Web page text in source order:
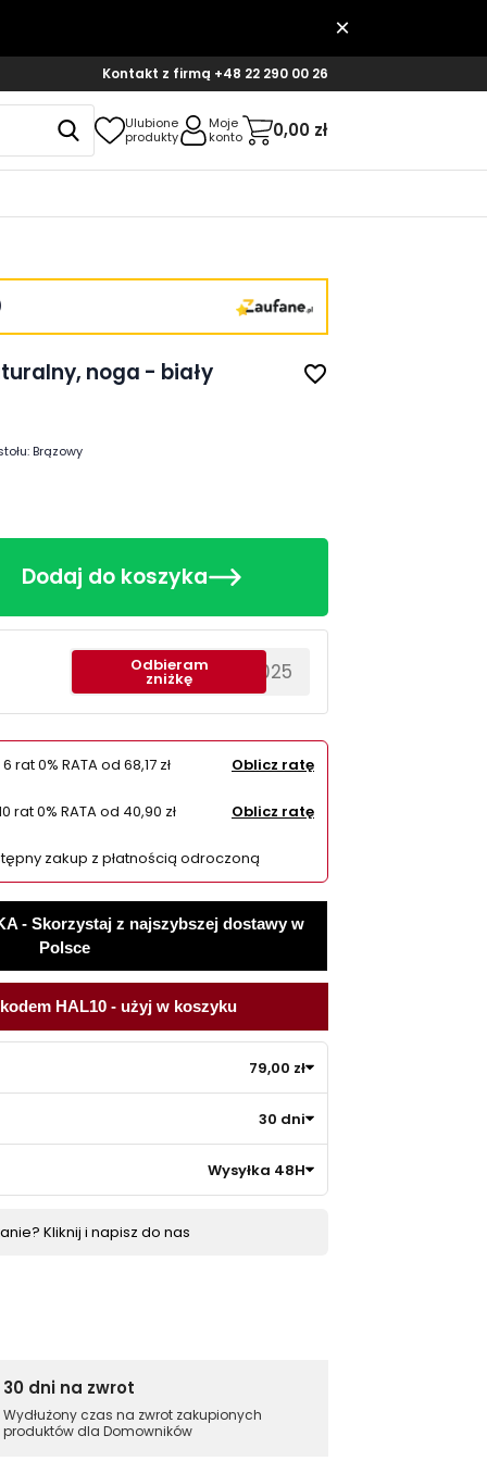
Kontakt z firmą +48 22 290 00 26
Ulubione
produkty
Moje
konto
0,00 zł
noga - biały favorite_border
Brązowy
Dodaj do koszyka
********EWS2025
Odbieram
zniżkę
rat 0% RATA od 68,17 zł Oblicz ratę
rat 0% RATA od 40,90 zł Oblicz ratę
zakup z płatnością odroczoną
- Skorzystaj z najszybszej dostawy w
Polsce
HAL10 - użyj w koszyku
79,00 zł
30 dni
Wysyłka 48H
Kliknij i napisz do nas
30 dni na zwrot
Wydłużony czas na zwrot zakupionych
produktów dla Domowników